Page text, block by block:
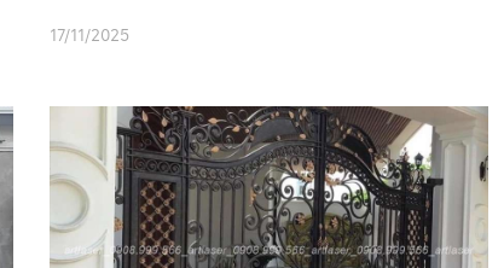
17/11/2025